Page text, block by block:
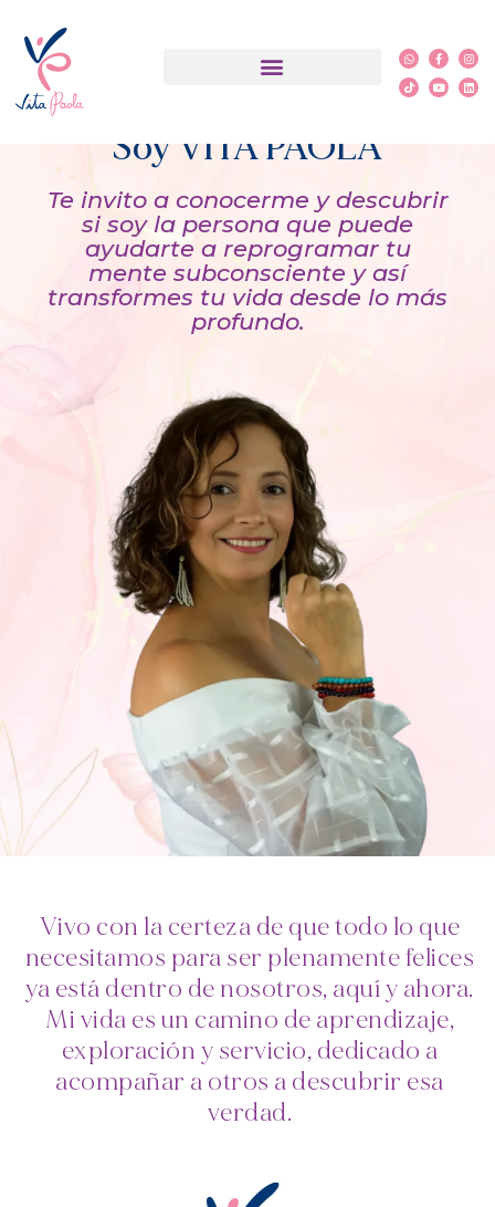
Soy VITA PAOLA
Te invito a conocerme y descubrir
si soy la persona que puede
ayudarte a reprogramar tu
mente subconsciente y así
transformes tu vida desde lo más
profundo.
Vivo con la certeza de que todo lo que
necesitamos para ser plenamente felices
ya está dentro de nosotros, aquí y ahora.
Mi vida es un camino de aprendizaje,
exploración y servicio, dedicado a
acompañar a otros a descubrir esa
verdad.